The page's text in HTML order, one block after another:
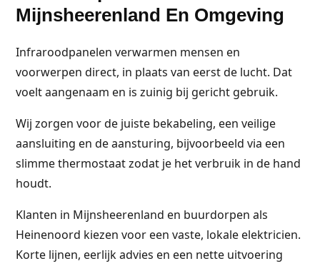
Mijnsheerenland En Omgeving
Infraroodpanelen verwarmen mensen en
voorwerpen direct, in plaats van eerst de lucht. Dat
voelt aangenaam en is zuinig bij gericht gebruik.
Wij zorgen voor de juiste bekabeling, een veilige
aansluiting en de aansturing, bijvoorbeeld via een
slimme thermostaat zodat je het verbruik in de hand
houdt.
Klanten in Mijnsheerenland en buurdorpen als
Heinenoord kiezen voor een vaste, lokale elektricien.
Korte lijnen, eerlijk advies en een nette uitvoering